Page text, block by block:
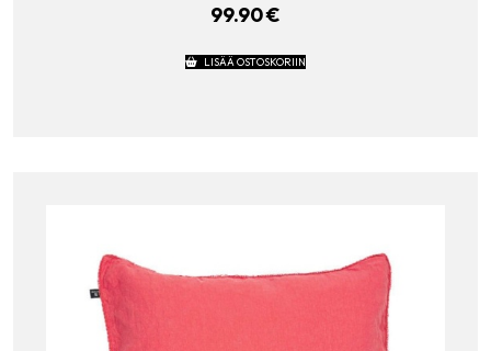
99.90€
LISÄÄ OSTOSKORIIN